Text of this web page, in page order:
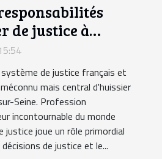
de justice à
de justice français et
mais central d'huissier
Seine. Profession
incontournable du monde
justice joue un rôle primordial
de justice et le...